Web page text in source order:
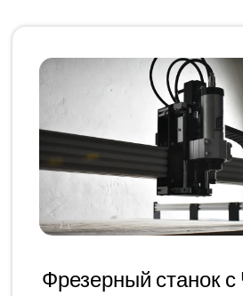
Фрезерный станок